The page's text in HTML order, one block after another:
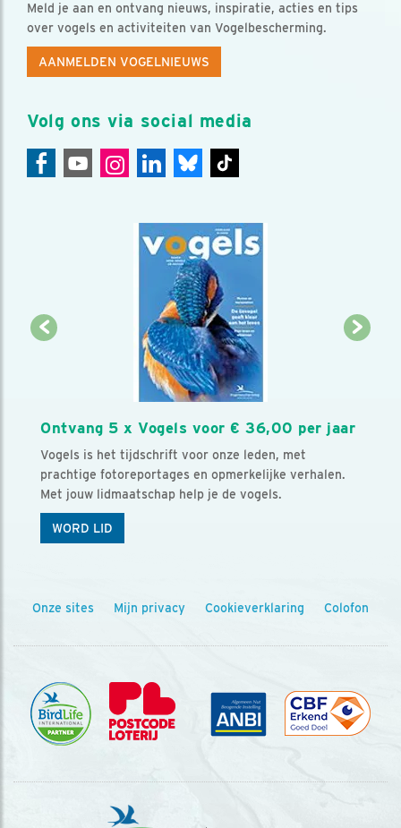
Meld je aan en ontvang nieuws, inspiratie, acties en tips
over vogels en activiteiten van Vogelbescherming.
AANMELDEN VOGELNIEUWS
Volg ons via social media
Ontvang 5 x Vogels voor € 36,00 per jaar
Vogels is het tijdschrift voor onze leden, met
prachtige fotoreportages en opmerkelijke verhalen.
Met jouw lidmaatschap help je de vogels.
WORD LID
Onze sites Mijn privacy Cookieverklaring Colofon